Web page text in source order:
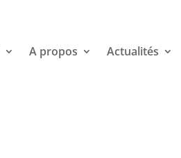
A propos Actualités